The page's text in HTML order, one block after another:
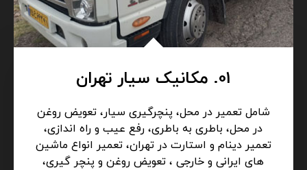
01. مکانیک سیار تهران
شامل تعمیر در محل، پنچرگیری سیار، تعویض روغن
در محل، باطری به باطری، رفع عیب و راه اندازی،
تعمیر دینام و استارت در تهران، تعمیر انواع ماشین
های ایرانی و خارجی ، تعویض روغن و پنچر گیری،